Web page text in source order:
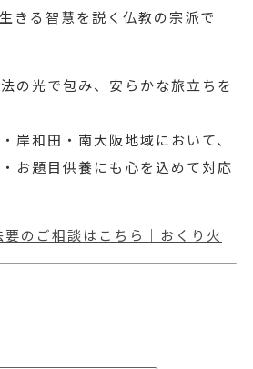
きる智慧を説く仏教の宗派で
の光で包み、安らかな旅立ちを
岸和田・南大阪地域において、
お題目供養にも心を込めて対応
のご相談はこちら｜おくり火